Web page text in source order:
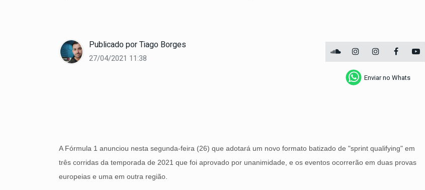
Publicado porTiago Borges
27/04/2021 11:38
Enviar no Whats
A Fórmula 1 anunciou nesta segunda-feira (26) que adotará um novo formato batizado de "sprint qualifying" em
três corridas da temporada de 2021 que foi aprovado por unanimidade, e os eventos ocorrerão em duas provas
europeias e uma em outra região.